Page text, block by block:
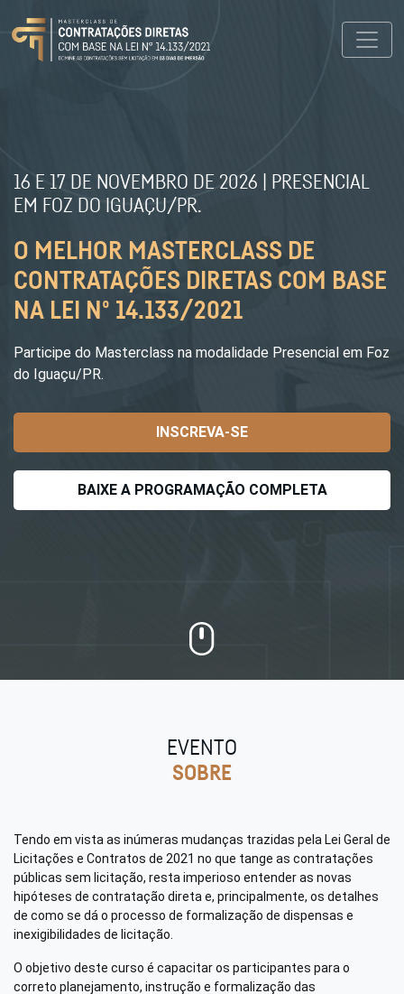
16 E 17 DE NOVEMBRO DE 2026 | PRESENCIAL
EM FOZ DO IGUAÇU/PR.
O MELHOR MASTERCLASS DE
CONTRATAÇÕES DIRETAS COM BASE
NA LEI Nº 14.133/2021
Participe do Masterclass na modalidade Presencial em Foz
do Iguaçu/PR.
INSCREVA-SE
BAIXE A PROGRAMAÇÃO COMPLETA
EVENTO
SOBRE
Tendo em vista as inúmeras mudanças trazidas pela Lei Geral de
Licitações e Contratos de 2021 no que tange as contratações
públicas sem licitação, resta imperioso entender as novas
hipóteses de contratação direta e, principalmente, os detalhes
de como se dá o processo de formalização de dispensas e
inexigibilidades de licitação.
O objetivo deste curso é capacitar os participantes para o
correto planejamento, instrução e formalização das